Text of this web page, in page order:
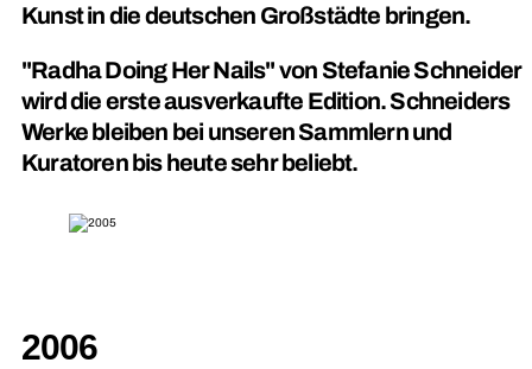
Kunst in die deutschen Großstädte bringen.
"Radha Doing Her Nails" von Stefanie Schneider
wird die erste ausverkaufte Edition. Schneiders
Werke bleiben bei unseren Sammlern und
Kuratoren bis heute sehr beliebt.
2006